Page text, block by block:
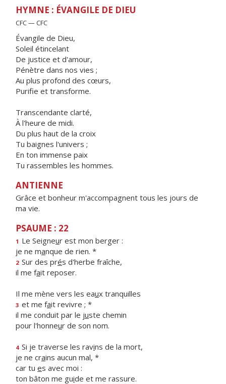
HYMNE : ÉVANGILE DE DIEU
CFC — CFC
Évangile de Dieu,
Soleil étincelant
De justice et d'amour,
Pénètre dans nos vies ;
Au plus profond des cœurs,
Purifie et transforme.
Transcendante clarté,
À l'heure de midi.
Du plus haut de la croix
Tu baignes l'univers ;
En ton immense paix
Tu rassembles les hommes.
ANTIENNE
Grâce et bonheur m'accompagnent tous les jours de
ma vie.
PSAUME : 22
1 Le Seigneur est mon berger :
je ne manque de rien. *
2 Sur des prés d'herbe fraîche,
il me fait reposer.
Il me mène vers les eaux tranquilles
3 et me fait revivre ; *
il me conduit par le juste chemin
pour l'honneur de son nom.
4 Si je traverse les ravins de la mort,
je ne crains aucun mal, *
car tu es avec moi :
ton bâton me guide et me rassure.